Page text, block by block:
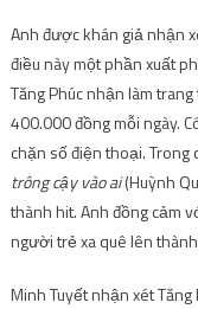
Anh được khán giả nhận
điều này một phần xuất
Tăng Phúc nhận làm
400.000 đồng mỗi ngày.
chặn số điện thoại. Trong
trông cậy vào ai(Huỳnh
thành hit. Anh đồng cảm
người trẻ xa quê lên
Minh Tuyết nhận xét